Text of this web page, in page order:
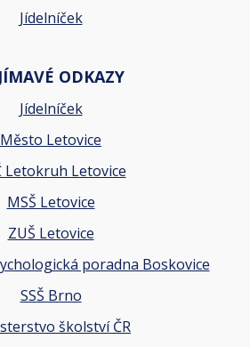
Jídelníček
ODKAZY
Jídelníček
Město Letovice
Letokruh Letovice
MSŠ Letovice
ZUŠ Letovice
poradna Boskovice
SSŠ Brno
školství ČR